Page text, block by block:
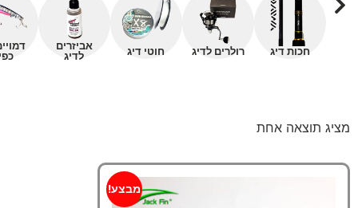
חכות דיג רולרים לדיג חוטי דיג
אביזרים
לדיג
מציג תוצאה אחת
מבצע!